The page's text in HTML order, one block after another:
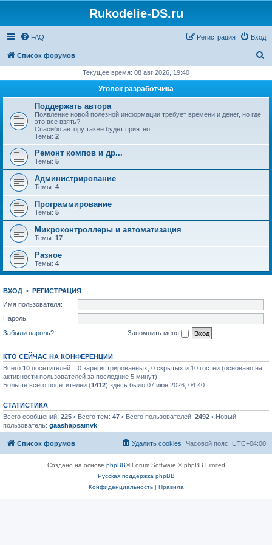
Rukodelie-DS.ru
FAQ Вход
Регистрация
Список форумов
с
Текущее время: 08 авг 2026, 19:40
Уголок разработчика
Поддержать автора
Появление новой полезной информации требует времени и денег, но где
это все взять?
Спасибо автору также будет приятно!
Темы: 2
Ремонт компов и др...
Темы: 5
Администрирование
Темы: 4
Программирование
Темы: 5
Микроконтроллеры и автоматизация
Темы: 17
Разное
Темы: 4
ВХОД • РЕГИСТРАЦИЯ
Имя пользователя:
Пароль:
Забыли пароль?
Запомнить меня
КТО СЕЙЧАС НА КОНФЕРЕНЦИИ
Всего 10 посетителей :: 0 зарегистрированных, 0 скрытых и 10 гостей (основано на
активности пользователей за последние 5 минут)
Больше всего посетителей (1412) здесь было 07 июн 2026, 04:40
СТАТИСТИКА
Всего сообщений: 225 • Всего тем: 47 • Всего пользователей: 2492 • Новый
пользователь: gaashapsamvk
Список форумов Часовой пояс: UTC+04:00
Удалить cookies
Создано на основе phpBB® Forum Software © phpBB Limited
Русская поддержка phpBB
Конфиденциальность| Правила